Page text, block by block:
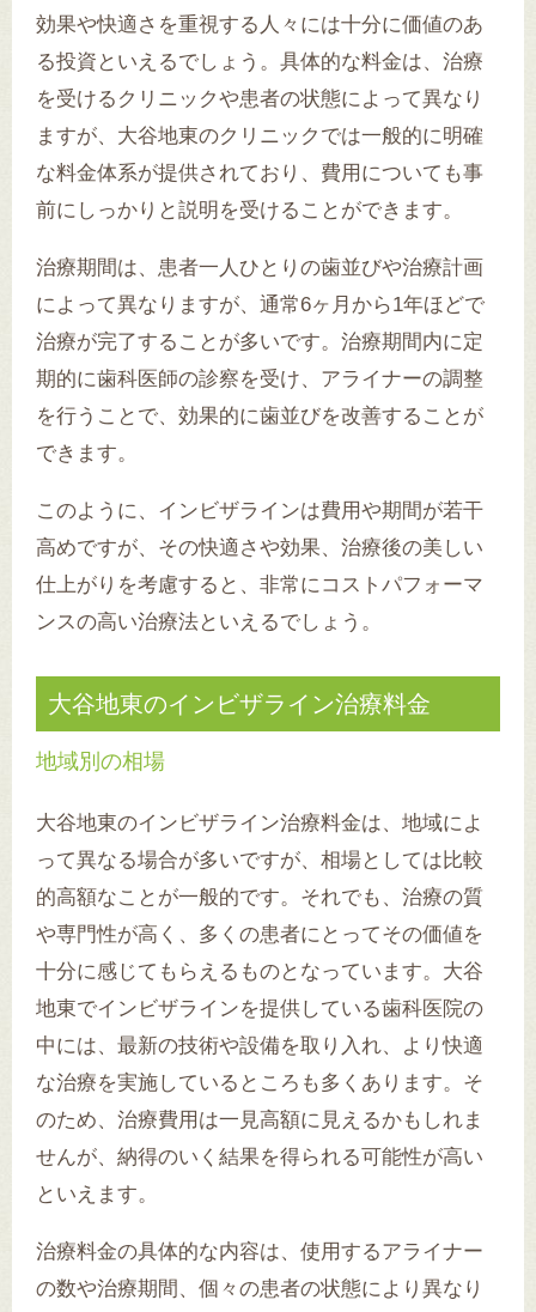
効果や快適さを重視する人々には十分に価値のあ
る投資といえるでしょう。具体的な料金は、治療
を受けるクリニックや患者の状態によって異なり
ますが、大谷地東のクリニックでは一般的に明確
な料金体系が提供されており、費用についても事
前にしっかりと説明を受けることができます。
治療期間は、患者一人ひとりの歯並びや治療計画
によって異なりますが、通常6ヶ月から1年ほどで
治療が完了することが多いです。治療期間内に定
期的に歯科医師の診察を受け、アライナーの調整
を行うことで、効果的に歯並びを改善することが
できます。
このように、インビザラインは費用や期間が若干
高めですが、その快適さや効果、治療後の美しい
仕上がりを考慮すると、非常にコストパフォーマ
ンスの高い治療法といえるでしょう。
大谷地東のインビザライン治療料金
地域別の相場
大谷地東のインビザライン治療料金は、地域によ
って異なる場合が多いですが、相場としては比較
的高額なことが一般的です。それでも、治療の質
や専門性が高く、多くの患者にとってその価値を
十分に感じてもらえるものとなっています。大谷
地東でインビザラインを提供している歯科医院の
中には、最新の技術や設備を取り入れ、より快適
な治療を実施しているところも多くあります。そ
のため、治療費用は一見高額に見えるかもしれま
せんが、納得のいく結果を得られる可能性が高い
といえます。
治療料金の具体的な内容は、使用するアライナー
の数や治療期間、個々の患者の状態により異なり